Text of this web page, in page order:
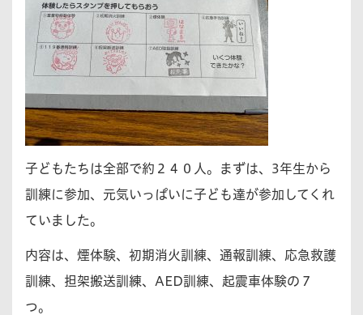
子どもたちは全部で約２４０人。まずは、3年生から
訓練に参加、元気いっぱいに子ども達が参加してくれ
ていました。
内容は、煙体験、初期消火訓練、通報訓練、応急救護
訓練、担架搬送訓練、AED訓練、起震車体験の７
つ。